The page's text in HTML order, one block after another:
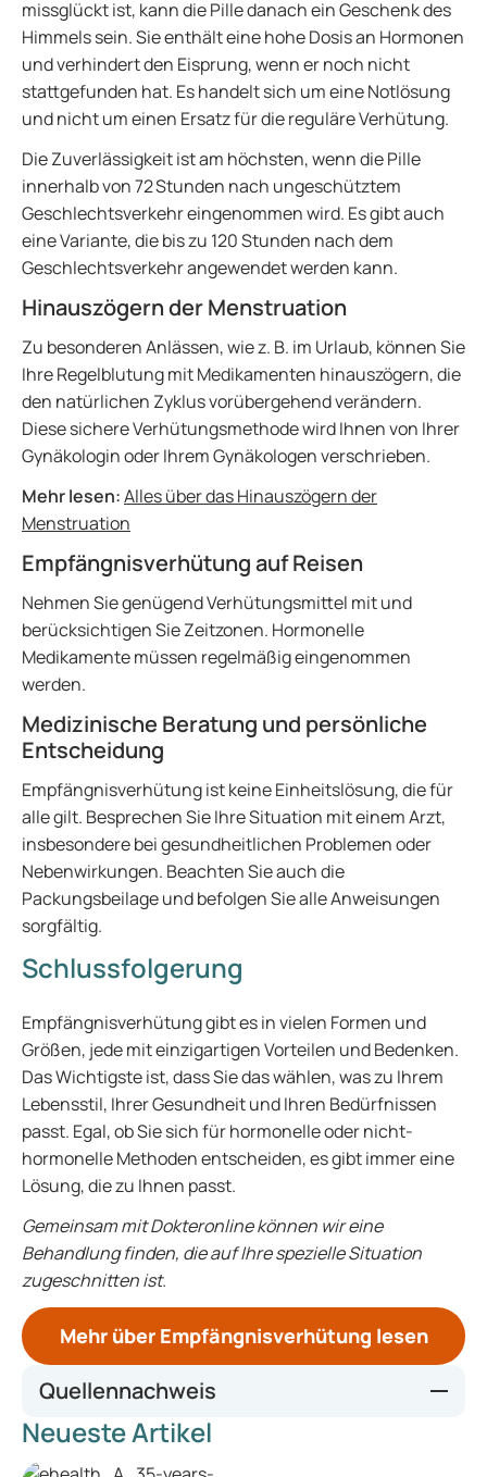
missglückt ist, kann die Pille danach ein Geschenk des
Himmels sein. Sie enthält eine hohe Dosis an Hormonen
und verhindert den Eisprung, wenn er noch nicht
stattgefunden hat. Es handelt sich um eine Notlösung
und nicht um einen Ersatz für die reguläre Verhütung.
Die Zuverlässigkeit ist am höchsten, wenn die Pille
innerhalb von 72 Stunden nach ungeschütztem
Geschlechtsverkehr eingenommen wird. Es gibt auch
eine Variante, die bis zu 120 Stunden nach dem
Geschlechtsverkehr angewendet werden kann.
Hinauszögern der Menstruation
Zu besonderen Anlässen, wie z. B. im Urlaub, können Sie
Ihre Regelblutung mit Medikamenten hinauszögern, die
den natürlichen Zyklus vorübergehend verändern.
Diese sichere Verhütungsmethode wird Ihnen von Ihrer
Gynäkologin oder Ihrem Gynäkologen verschrieben.
Mehr lesen:Alles über das Hinauszögern der
Menstruation
Empfängnisverhütung auf Reisen
Nehmen Sie genügend Verhütungsmittel mit und
berücksichtigen Sie Zeitzonen. Hormonelle
Medikamente müssen regelmäßig eingenommen
werden.
Medizinische Beratung und persönliche
Entscheidung
Empfängnisverhütung ist keine Einheitslösung, die für
alle gilt. Besprechen Sie Ihre Situation mit einem Arzt,
insbesondere bei gesundheitlichen Problemen oder
Nebenwirkungen. Beachten Sie auch die
Packungsbeilage und befolgen Sie alle Anweisungen
sorgfältig.
Schlussfolgerung
Empfängnisverhütung gibt es in vielen Formen und
Größen, jede mit einzigartigen Vorteilen und Bedenken.
Das Wichtigste ist, dass Sie das wählen, was zu Ihrem
Lebensstil, Ihrer Gesundheit und Ihren Bedürfnissen
passt. Egal, ob Sie sich für hormonelle oder nicht-
hormonelle Methoden entscheiden, es gibt immer eine
Lösung, die zu Ihnen passt.
Gemeinsam mit Dokteronline können wir eine
Behandlung finden, die auf Ihre spezielle Situation
zugeschnitten ist.
Mehr über Empfängnisverhütung lesen
Quellennachweis
https://www.nhs.uk/contraception/methods-of-
contraception/
Neueste Artikel